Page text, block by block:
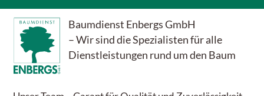
Baumdienst Enbergs GmbH
– Wir sind die Spezialisten für alle
Dienstleistungen rund um den Baum